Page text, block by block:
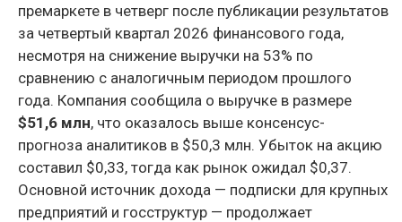
премаркете в четверг после публикации результатов
за четвертый квартал 2026 финансового года,
несмотря на снижение выручки на 53% по
сравнению с аналогичным периодом прошлого
года. Компания сообщила о выручке в размере
$51,6 млн, что оказалось выше консенсус-
прогноза аналитиков в $50,3 млн. Убыток на акцию
составил $0,33, тогда как рынок ожидал $0,37.
Основной источник дохода — подписки для крупных
предприятий и госструктур — продолжает